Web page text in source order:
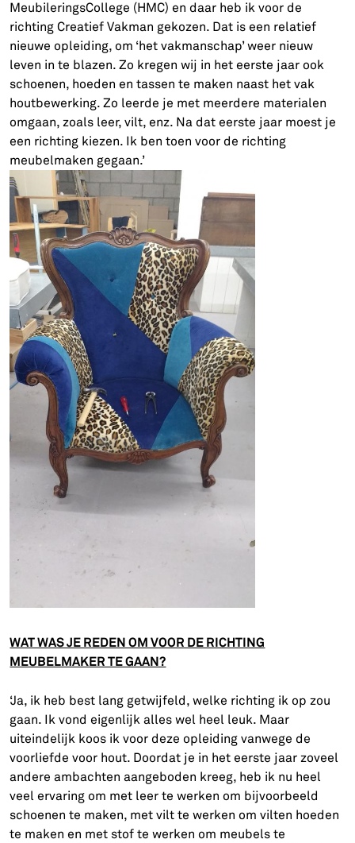
MeubileringsCollege (HMC) en daar heb ik voor de
richting Creatief Vakman gekozen. Dat is een relatief
nieuwe opleiding, om ‘het vakmanschap’ weer nieuw
leven in te blazen. Zo kregen wij in het eerste jaar ook
schoenen, hoeden en tassen te maken naast het vak
houtbewerking. Zo leerde je met meerdere materialen
omgaan, zoals leer, vilt, enz. Na dat eerste jaar moest je
een richting kiezen. Ik ben toen voor de richting
meubelmaken gegaan.’
WAT WAS JE REDEN OM VOOR DE RICHTING
MEUBELMAKER TE GAAN?
‘Ja, ik heb best lang getwijfeld, welke richting ik op zou
gaan. Ik vond eigenlijk alles wel heel leuk. Maar
uiteindelijk koos ik voor deze opleiding vanwege de
voorliefde voor hout. Doordat je in het eerste jaar zoveel
andere ambachten aangeboden kreeg, heb ik nu heel
veel ervaring om met leer te werken om bijvoorbeeld
schoenen te maken, met vilt te werken om vilten hoeden
te maken en met stof te werken om meubels te